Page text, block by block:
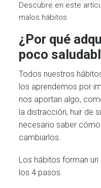
Descubre en este
malos hábitos
¿Por qué
poco
Todos nuestros
los aprendemos por
nos aportan algo,
la distracción, huir de
necesario saber
cambiarlos.
Los hábitos forman
los 4 pasos.